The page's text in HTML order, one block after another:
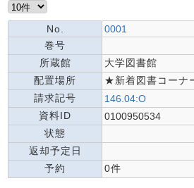
No.
0001
巻号
所蔵館
大学図書館
配置場所
★新着図書コーナ
請求記号
146.04:O
資料ID
0100950534
状態
返却予定日
予約
0件